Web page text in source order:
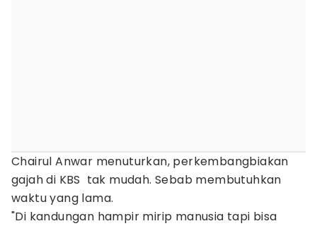
Chairul Anwar menuturkan, perkembangbiakan
gajah di KBS tak mudah. Sebab membutuhkan
waktu yang lama.
"Di kandungan hampir mirip manusia tapi bisa